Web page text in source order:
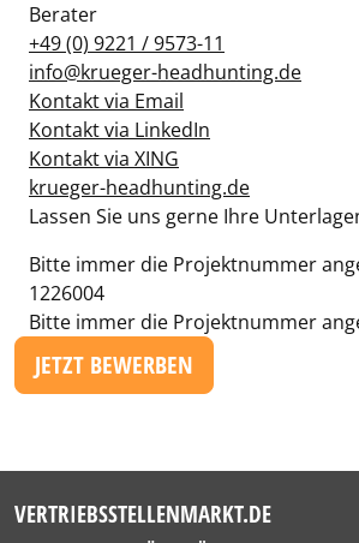
Berater
+49 (0) 9221 / 9573-11
info@krueger-headhunting.de
Kontakt via Email
Kontakt via LinkedIn
Kontakt via XING
krueger-headhunting.de
Lassen Sie uns gerne Ihre
Bitte immer die Projektnummer
1226004
Bitte immer die Projektnummer
JETZT BEWERBEN
VERTRIEBSSTELLENMARKT.DE